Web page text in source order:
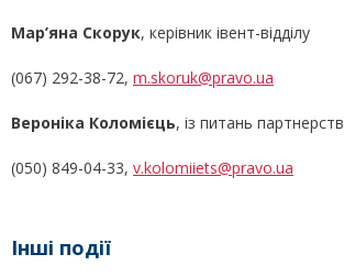
Мар’яна Скорук, керівник івент-відділу
(067) 292-38-72, m.skoruk@pravo.ua
Вероніка Коломієць, із питань
(050) 849-04-33, v.kolomiiets@pravo.ua
Інші події